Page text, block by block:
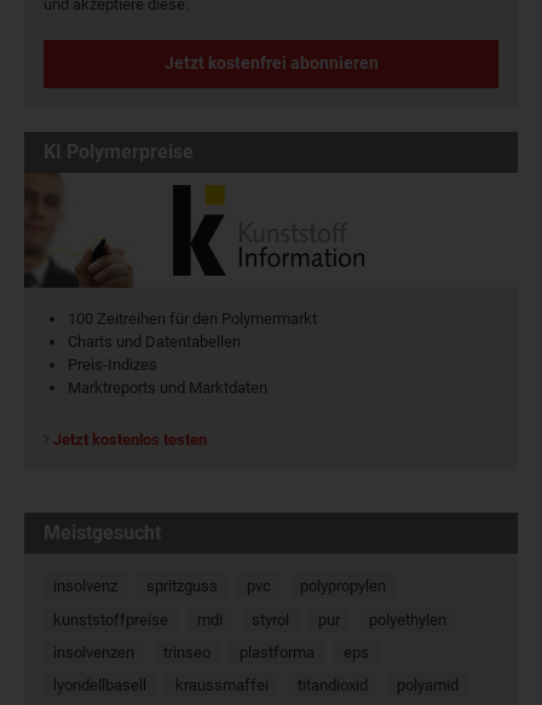
und akzeptiere diese.
Jetzt kostenfrei abonnieren
KI Polymerpreise
100 Zeitreihen für den Polymermarkt
Charts und Datentabellen
Preis-Indizes
Marktreports und Marktdaten
Jetzt kostenlos testen
Meistgesucht
insolvenz spritzguss pvc
polypropylen
kunststoffpreise
mdi styrol pur
polyethylen
insolvenzen
trinseo plastforma
eps
lyondellbasell
kraussmaffei titandioxid
polyamid